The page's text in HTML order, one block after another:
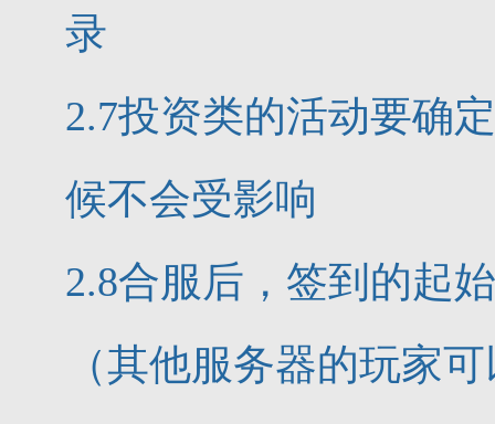
录
2.7投资类的活动要确
候不会受影响
2.8合服后，签到的起
（其他服务器的玩家